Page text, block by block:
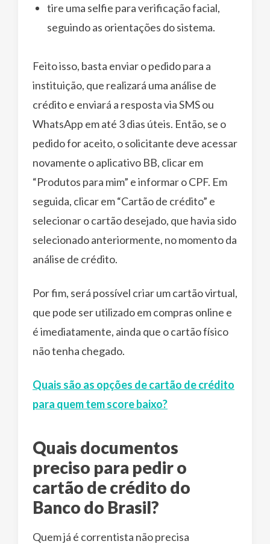
tire uma selfie para verificação facial,
seguindo as orientações do sistema.
Feito isso, basta enviar o pedido para a
instituição, que realizará uma análise de
crédito e enviará a resposta via SMS ou
WhatsApp em até 3 dias úteis. Então, se o
pedido for aceito, o solicitante deve acessar
novamente o aplicativo BB, clicar em
“Produtos para mim” e informar o CPF. Em
seguida, clicar em “Cartão de crédito” e
selecionar o cartão desejado, que havia sido
selecionado anteriormente, no momento da
análise de crédito.
Por fim, será possível criar um cartão virtual,
que pode ser utilizado em compras online e
é imediatamente, ainda que o cartão físico
não tenha chegado.
Quais são as opções de cartão de crédito
para quem tem score baixo?
Quais documentos
preciso para pedir o
cartão de crédito do
Banco do Brasil?
Quem já é correntista não precisa